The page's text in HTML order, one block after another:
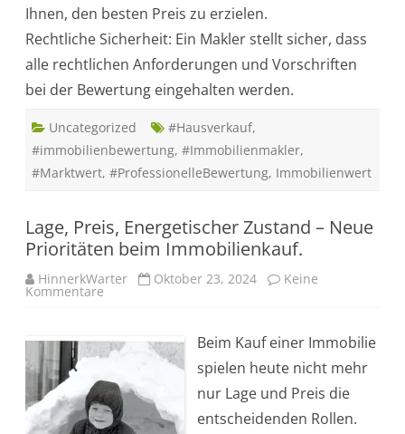
Ihnen, den besten Preis zu erzielen.
Rechtliche Sicherheit: Ein Makler stellt sicher, dass
alle rechtlichen Anforderungen und Vorschriften
bei der Bewertung eingehalten werden.
Uncategorized #Hausverkauf,
#immobilienbewertung, #Immobilienmakler,
#Marktwert, #ProfessionelleBewertung, Immobilienwert
Lage, Preis, Energetischer Zustand – Neue
Prioritäten beim Immobilienkauf.
HinnerkWarter Oktober 23, 2024 Keine
Kommentare
g
e
P
r
e
i
Beim Kauf einer Immobilie
spielen heute nicht mehr
nur Lage und Preis die
entscheidenden Rollen.